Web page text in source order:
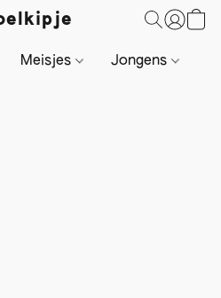
Meisjes Jongens